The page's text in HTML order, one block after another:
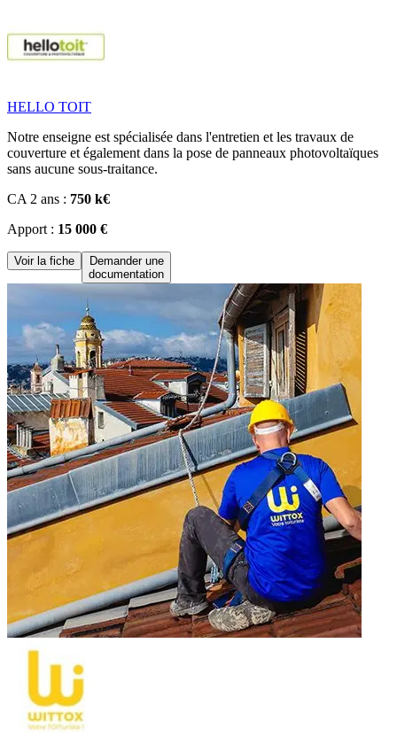
HELLO TOIT
Notre enseigne est spécialisée dans l'entretien et les travaux de
couverture et également dans la pose de panneaux photovoltaïques
sans aucune sous-traitance.
CA 2 ans : 750 k€
Apport : 15 000 €
Voir la fiche
Demander une
documentation